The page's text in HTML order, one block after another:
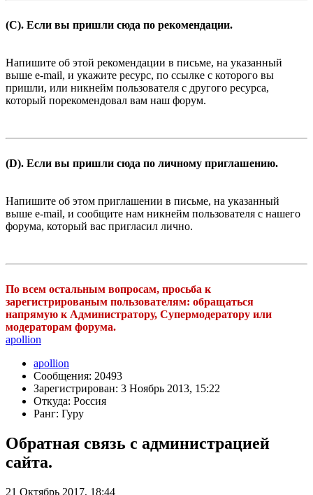
(C). Если вы пришли сюда по рекомендации.
Напишите об этой рекомендации в письме, на указанный
выше e-mail, и укажите ресурс, по ссылке с которого вы
пришли, или никнейм пользователя с другого ресурса,
который порекомендовал вам наш форум.
(D). Если вы пришли сюда по личному приглашению.
Напишите об этом приглашении в письме, на указанный
выше e-mail, и сообщите нам никнейм пользователя с нашего
форума, который вас пригласил лично.
По всем остальным вопросам, просьба к
зарегистрированым пользователям: обращаться
напрямую к Администратору, Супермодератору или
модераторам форума.
apollion
apollion
Сообщения: 20493
Зарегистрирован: 3 Ноябрь 2013, 15:22
Откуда: Россия
Ранг: Гуру
Обратная связь с администрацией
сайта.
21 Октябрь 2017, 18:44